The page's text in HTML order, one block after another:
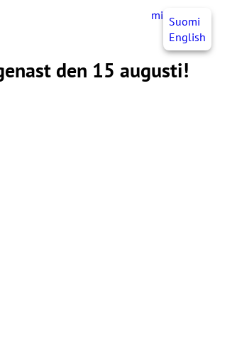
mittJHL SV
Suomi
English
den 15 augusti!